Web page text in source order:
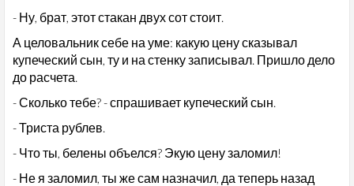
- Ну, брат, этот стакан двух сот стоит.
А целовальник себе на уме: какую цену сказывал
купеческий сын, ту и на стенку записывал. Пришло дело
до расчета.
- Сколько тебе? - спрашивает купеческий сын.
- Триста рублев.
- Что ты, белены объелся? Экую цену заломил!
- Не я заломил, ты же сам назначил, да теперь назад